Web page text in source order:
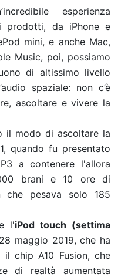
esperienza
prodotti, da iPhone e
mini, e anche Mac,
Music, poi, possiamo
di altissimo livello
spaziale: non c’è
ascoltare e vivere la
il modo di ascoltare la
quando fu presentato
a contenere l'allora
brani e 10 ore di
che pesava solo 185
l'iPod touch (settima
maggio 2019, che ha
chip A10 Fusion, che
di realtà aumentata